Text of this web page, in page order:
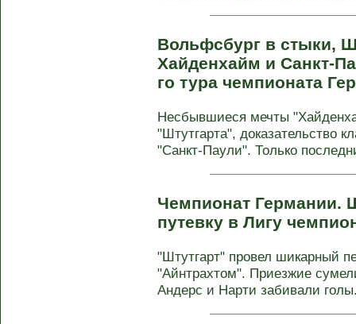
Вольфсбург в стыки,
Хайденхайм и Санкт-
го тура чемпионата
Несбывшиеся мечты
"Штутгарта", доказательство
"Санкт-Паули". Только
Чемпионат Германии.
путевку в Лигу
"Штутгарт" провел шикарный
"Айнтрахтом". Приезжие
Андерс и Нарти забивали